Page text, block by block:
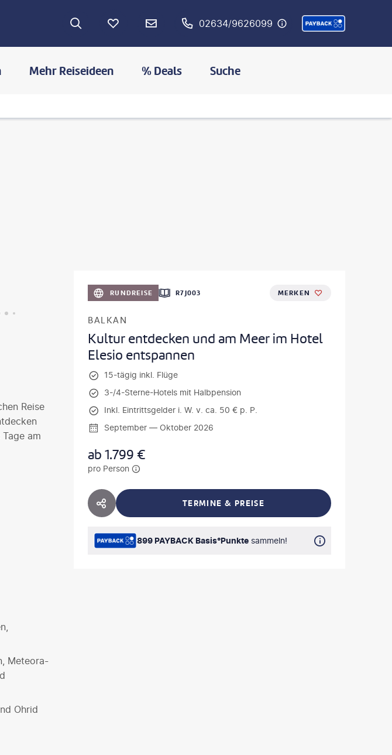
02634/9626099
Mehr Reiseideen % Deals Suche
RUNDREISE R7J003 MERKEN
BALKAN
Kultur entdecken und am Meer im Hotel
Elesio entspannen
15-tägig inkl. Flüge
3-/4-Sterne-Hotels mit Halbpension
Inkl. Eintrittsgelder i. W. v. ca. 50 € p. P.
September — Oktober 2026
ab1.799 €
pro Person
HOTEL TEILEN TERMINE & PREISE
899 PAYBACK Basis°Punkte sammeln!
Reise
am
Meteora-
Ohrid